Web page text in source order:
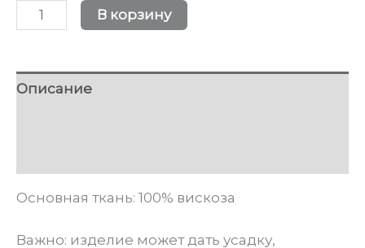
Количество
товара
Сет
№6
В корзину
Описание
Основная ткань: 100% вискоза
Важно: изделие может дать усадку,